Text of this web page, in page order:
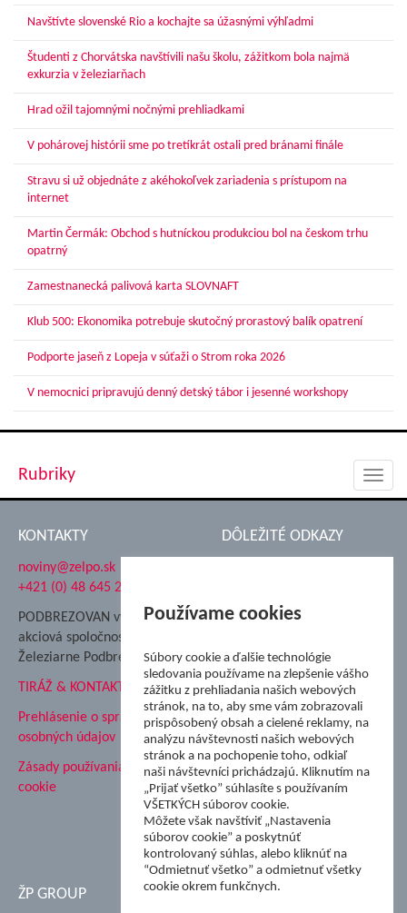
Navštívte slovenské Rio a kochajte sa úžasnými výhľadmi
Študenti z Chorvátska navštívili našu školu, zážitkom bola najmä
exkurzia v železiarňach
Hrad ožil tajomnými nočnými prehliadkami
V pohárovej histórii sme po tretíkrát ostali pred bránami finále
Stravu si už objednáte z akéhokoľvek zariadenia s prístupom na
internet
Martin Čermák: Obchod s hutníckou produkciou bol na českom trhu
opatrný
Zamestnanecká palivová karta SLOVNAFT
Klub 500: Ekonomika potrebuje skutočný prorastový balík opatrení
Podporte jaseň z Lopeja v súťaži o Strom roka 2026
V nemocnici pripravujú denný detský tábor i jesenné workshopy
Rubriky
KONTAKTY
noviny@zelpo.sk
+421 (0) 48 645 2711
PODBREZOVAN vydáva
akciová spoločnosť
Železiarne Podbrezová
TIRÁŽ & KONTAKT
Prehlásenie o spracovaní
osobných údajov
Zásady používania súborov
cookie
DÔLEŽITÉ ODKAZY
Nadácia Železiarne
ŽP Informatika s.r.o.
ŠK Železiarne Podbrezová
Tále a.s.
ŽP GROUP
Používame cookies
Súbory cookie a ďalšie technológie
sledovania používame na zlepšenie vášho
zážitku z prehliadania našich webových
stránok, na to, aby sme vám zobrazovali
prispôsobený obsah a cielené reklamy, na
analýzu návštevnosti našich webových
stránok a na pochopenie toho, odkiaľ
naši návštevníci prichádzajú. Kliknutím na
„Prijať všetko” súhlasíte s používaním
VŠETKÝCH súborov cookie.
Môžete však navštíviť „Nastavenia
súborov cookie” a poskytnúť
kontrolovaný súhlas, alebo kliknúť na
“Odmietnuť všetko” a odmietnuť všetky
cookie okrem funkčnych.